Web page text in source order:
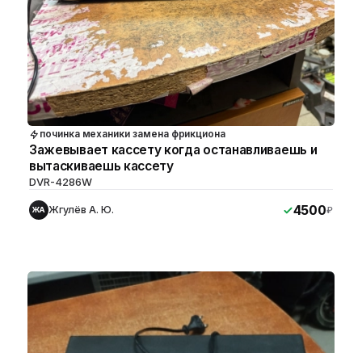
починка механики замена фрикциона
Зажевывает кассету когда останавливаешь и
вытаскиваешь кассету
DVR-4286W
ЖА Жгулёв А. Ю. 4500₽